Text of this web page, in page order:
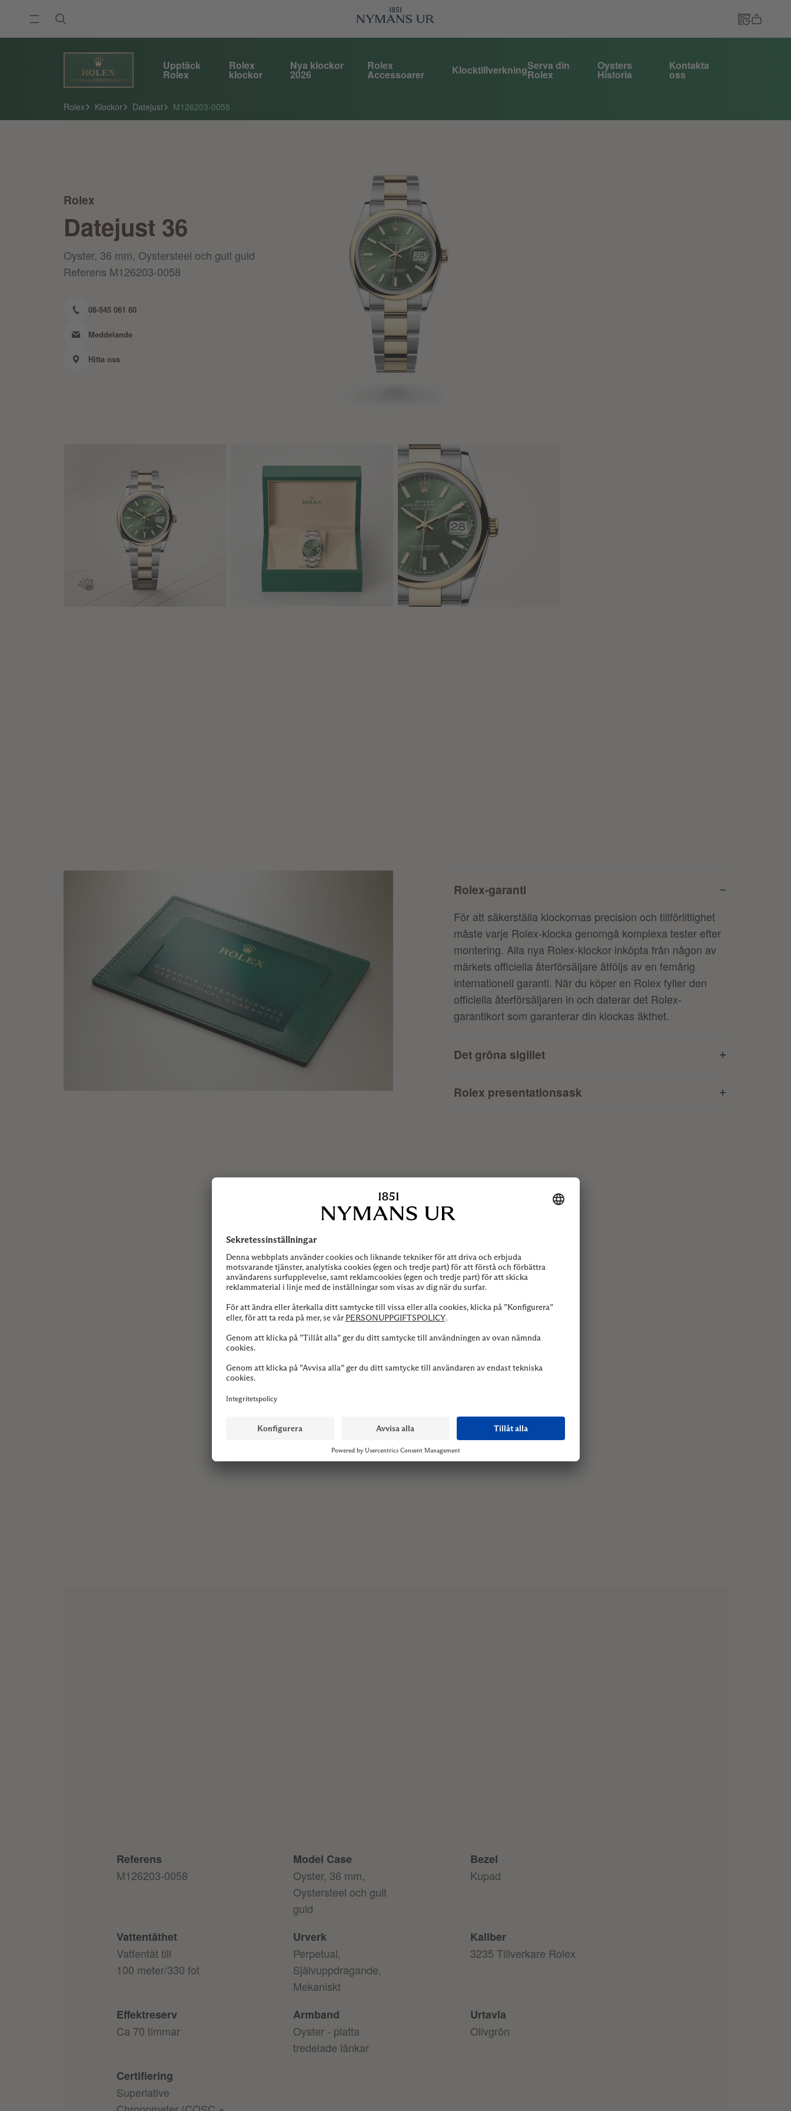
Upptäck
Rolex
Rolex
klockor
Nya klockor
2026
Rolex
Accessoarer KlocktillverkningServa din
Rolex
Oysters
Historia
Kontakta
oss
Rolex Klockor Datejust M126203-0058
Rolex
Datejust 36
Oyster, 36 mm, Oystersteel och gult guld
Referens M126203-0058
08-545 061 60
Meddelande
Hitta oss
Rolex-garanti
För att säkerställa klockornas precision och tillförlitlighet
måste varje Rolex-klocka genomgå komplexa tester efter
montering. Alla nya Rolex-klockor inköpta från någon av
märkets officiella återförsäljare åtföljs av en femårig
internationell garanti. När du köper en Rolex fyller den
officiella återförsäljaren in och daterar det Rolex-
garantikort som garanterar din klockas äkthet.
Det gröna sigillet
Rolex presentationsask
Referens
M126203-0058
Model Case
Oyster, 36 mm,
Oystersteel och gult
guld
Bezel
Kupad
Vattentäthet
Vattentät till
100 meter/330 fot
Urverk
Perpetual,
Självuppdragande,
Mekaniskt
Kaliber
3235 Tillverkare Rolex
Effektreserv
Ca 70 timmar
Armband
Oyster - platta
tredelade länkar
Urtavla
Olivgrön
Certifiering
Superlative